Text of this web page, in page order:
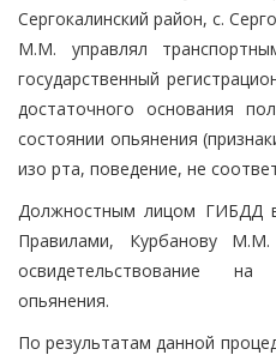
Сергокалинский район, с.
М.М. управлял
государственный
достаточного основания
состоянии опьянения
изо рта, поведение, не
Должностным лицом ГИБДД
Правилами, Курбанову
освидетельствование на
опьянения.
По результатам данной